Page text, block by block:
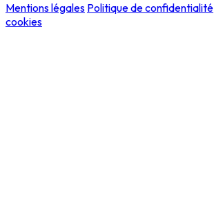
Mentions légales Politique de confidentialité
cookies